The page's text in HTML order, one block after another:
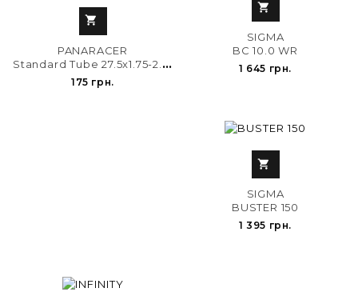

PANARACER
S
tandard Tube 27.5x1.75-2.35
175 грн.

SIGMA
BC 10.0 WR
1 645 грн.

SIGMA
BUSTER 150
1 395 грн.